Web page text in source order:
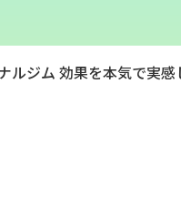
ルジム 効果を本気で実